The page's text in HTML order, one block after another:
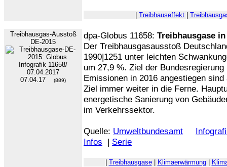
Treibhauseffekt|
Treibhausgas-Ausstoß
DE-2015
07.04.17 (889)
dpa-Globus 11658: Treibhausgase
Der Treibhausgasausstoß
1990|1251 unter leichten
um 27,9 %. Ziel der
Emissionen in 2016 angestiegen
Ziel immer weiter in die Ferne.
energetische Sanierung von
im Verkehrssektor.
Quelle: Umweltbundesamt
Infos | Serie
Treibhausgase| Klimaerwärmung|